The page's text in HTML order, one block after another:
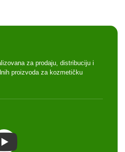
za prodaju, distribuciju i
proizvoda za kozmetičku